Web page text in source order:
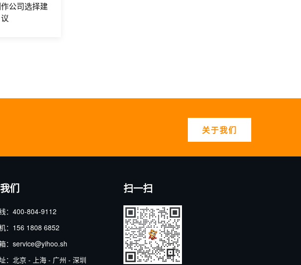
公司选择建
议
关于我们
们
：400-804-9112
：156 1808 6852
：service@yihoo.sh
：北京 - 上海 - 广州 - 深圳
扫一扫